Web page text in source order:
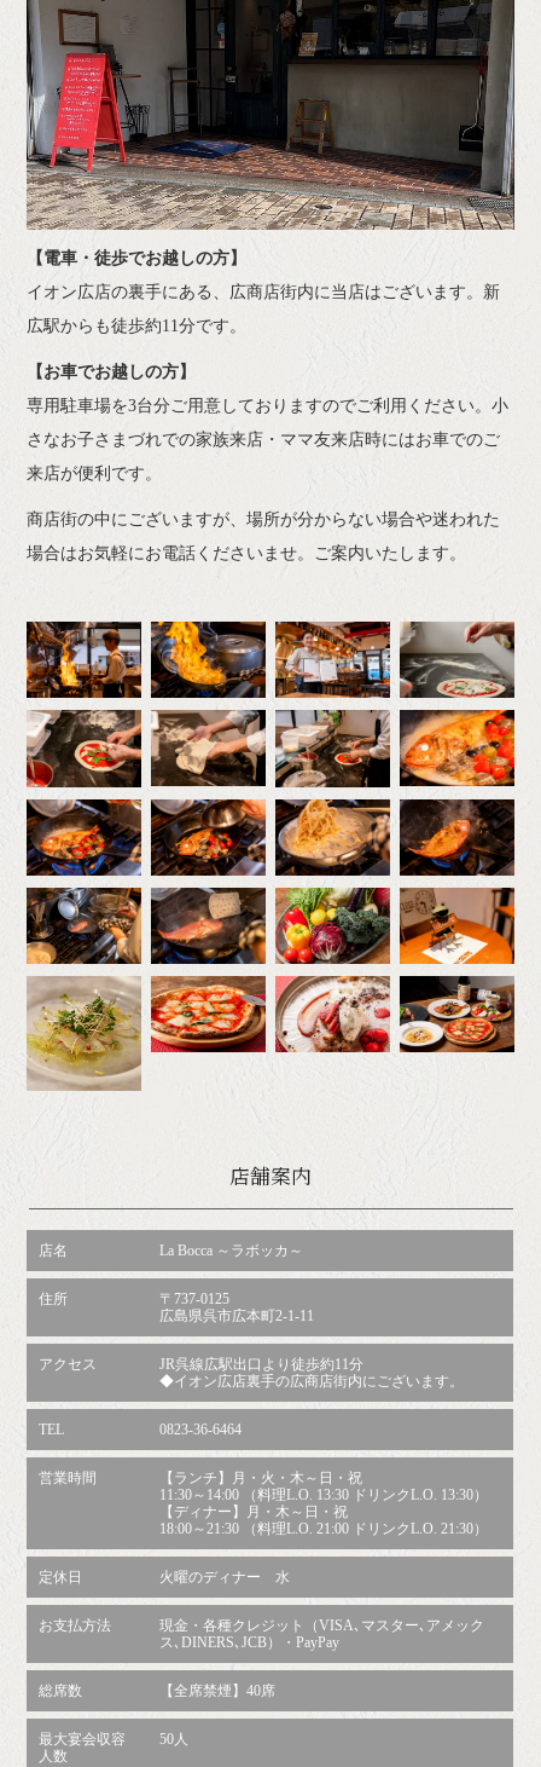
【電車・徒歩でお越しの方】
イオン広店の裏手にある、広商店街内に当店はございます。新
広駅からも徒歩約11分です。
【お車でお越しの方】
専用駐車場を3台分ご用意しておりますのでご利用ください。小
さなお子さまづれでの家族来店・ママ友来店時にはお車でのご
来店が便利です。
商店街の中にございますが、場所が分からない場合や迷われた
場合はお気軽にお電話くださいませ。ご案内いたします。
店舗案内
店名 La Bocca ～ラボッカ～
住所
〒737-0125
広島県呉市広本町2-1-11
アクセス
JR呉線広駅出口より徒歩約11分
◆イオン広店裏手の広商店街内にございます。
TEL 0823-36-6464
営業時間
【ランチ】月・火・木～日・祝
11:30～14:00 （料理L.O. 13:30 ドリンクL.O. 13:30）
【ディナー】月・木～日・祝
18:00～21:30 （料理L.O. 21:00 ドリンクL.O. 21:30）
定休日 火曜のディナー 水
お支払方法
現金・各種クレジット（VISA､マスター､アメック
ス､DINERS､JCB）・PayPay
総席数 【全席禁煙】40席
最大宴会収容
人数
50人